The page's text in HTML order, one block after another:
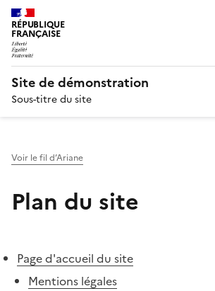
RÉPUBLIQUE
FRANÇAISE
Site de démonstration
Sous-titre du site
Voir le fil d’Ariane
Plan du site
Page d'accueil du site
Mentions légales